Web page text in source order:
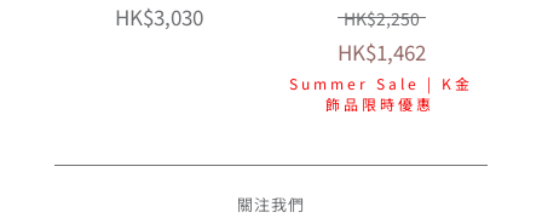
HK$3,030 HK$2,250
HK$1,462
Summer Sale | K金
飾品限時優惠
關注我們